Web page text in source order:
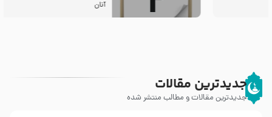
جدیدترین مقالات
جدیدترین مقالات و مطالب منتشر شده